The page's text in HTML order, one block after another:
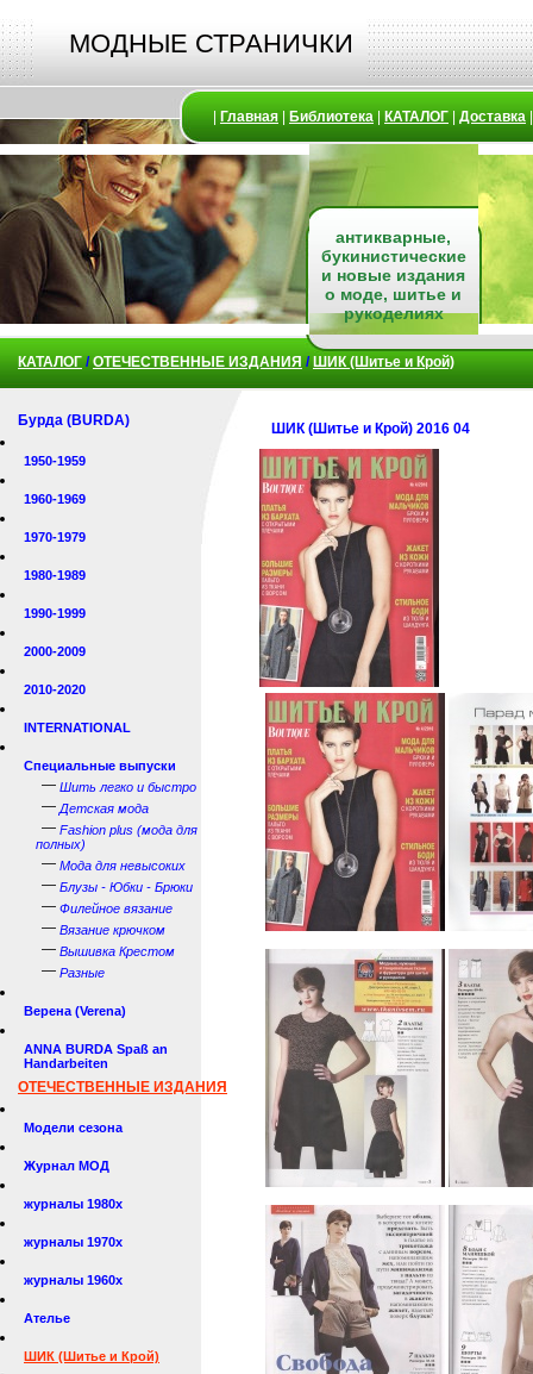
МОДНЫЕ СТРАНИЧКИ
Главная Библиотека КАТАЛОГ Доставка
антикварные,
букинистические
и новые издания
о моде, шитье и
рукоделиях
КАТАЛОГ /ОТЕЧЕСТВЕННЫЕ ИЗДАНИЯ / ШИК (Шитье и Крой)
Бурда (BURDA)
1950-1959
1960-1969
1970-1979
1980-1989
1990-1999
2000-2009
2010-2020
INTERNATIONAL
Специальные выпуски
— Шить легко и быстро
— Детская мода
— Fashion plus (мода для
полных)
— Мода для невысоких
— Блузы - Юбки - Брюки
— Филейное вязание
— Вязание крючком
— Вышивка Крестом
— Разные
Верена (Verena)
ANNA BURDA Spaß an
Handarbeiten
ОТЕЧЕСТВЕННЫЕ ИЗДАНИЯ
Модели сезона
Журнал МОД
журналы 1980х
журналы 1970х
журналы 1960х
Ателье
ШИК (Шитье и Крой)
ШИК (Шитье и Крой) 2016 04